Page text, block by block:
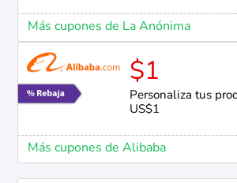
Más cupones de La Anónima
$1
Personaliza tus
US$1
Más cupones de Alibaba